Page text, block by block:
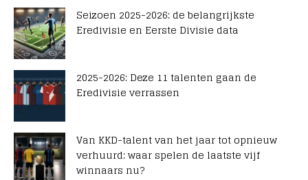
Seizoen 2025-2026: de belangrijkste
Eredivisie en Eerste Divisie data
2025-2026: Deze 11 talenten gaan de
Eredivisie verrassen
Van KKD-talent van het jaar tot opnieuw
verhuurd: waar spelen de laatste vijf
winnaars nu?